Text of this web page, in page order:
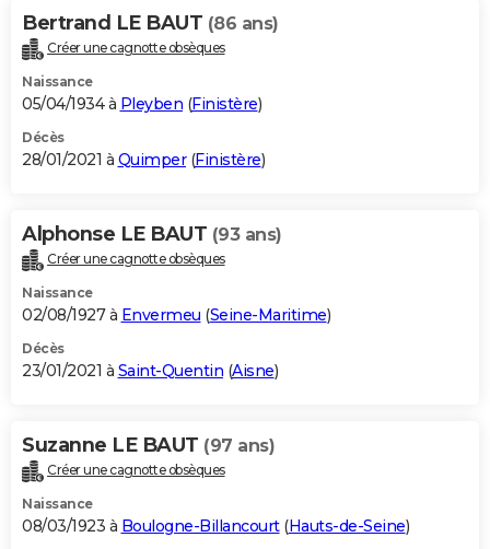
Bertrand LE BAUT (86 ans)
Créer une cagnotte obsèques
Naissance
05/04/1934 à Pleyben (Finistère)
Décès
28/01/2021 à Quimper(Finistère)
Alphonse LE BAUT (93 ans)
Créer une cagnotte obsèques
Naissance
02/08/1927 à Envermeu (Seine-Maritime)
Décès
23/01/2021 à Saint-Quentin (Aisne)
Suzanne LE BAUT (97 ans)
Créer une cagnotte obsèques
Naissance
08/03/1923 à Boulogne-Billancourt(Hauts-de-Seine)